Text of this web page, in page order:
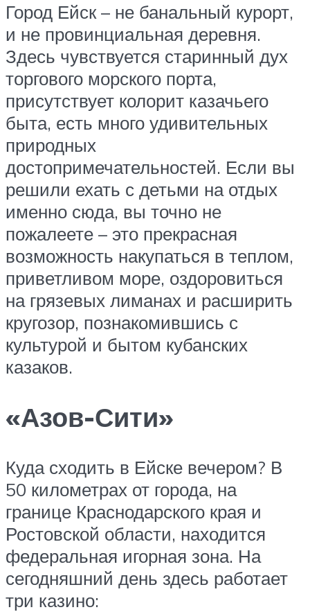
Город Ейск – не банальный курорт,
и не провинциальная деревня.
Здесь чувствуется старинный дух
торгового морского порта,
присутствует колорит казачьего
быта, есть много удивительных
природных
достопримечательностей. Если вы
решили ехать с детьми на отдых
именно сюда, вы точно не
пожалеете – это прекрасная
возможность накупаться в теплом,
приветливом море, оздоровиться
на грязевых лиманах и расширить
кругозор, познакомившись с
культурой и бытом кубанских
казаков.
«Азов-Сити»
Куда сходить в Ейске вечером? В
50 километрах от города, на
границе Краснодарского края и
Ростовской области, находится
федеральная игорная зона. На
сегодняшний день здесь работает
три казино: